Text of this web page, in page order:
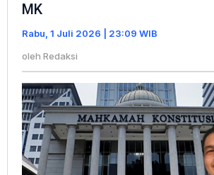
Ubah
Pilkada
Meski
Ada
Putusan
MK
MK
Rabu, 1 Juli 2026 | 23:09 WIB
oleh Redaksi